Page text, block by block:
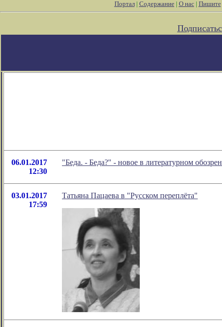
Портал| Содержание| О нас| Пишите
06.01.2017
12:30
"Беда. - Беда?" - новое в литературном
03.01.2017
17:59
Татьяна Пацаева в "Русском переплёта"